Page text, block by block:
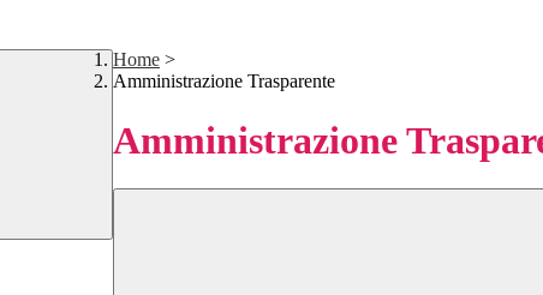
Home >
Amministrazione Trasparente
Amministrazione